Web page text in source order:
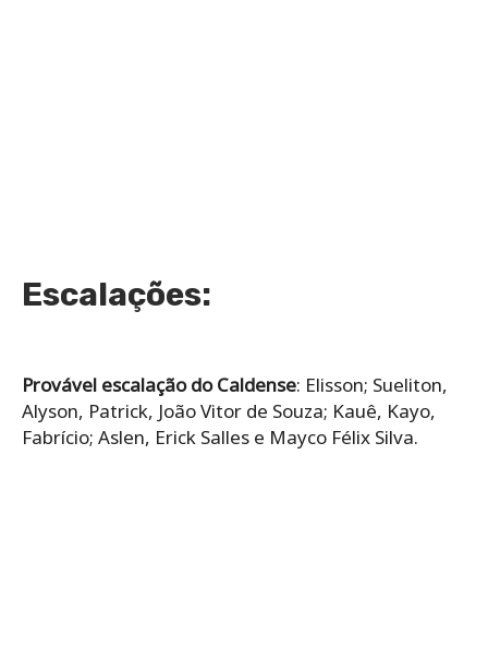
Escalações:
Provável escalação do Caldense: Elisson; Sueliton,
Alyson, Patrick, João Vitor de Souza; Kauê, Kayo,
Fabrício; Aslen, Erick Salles e Mayco Félix Silva.